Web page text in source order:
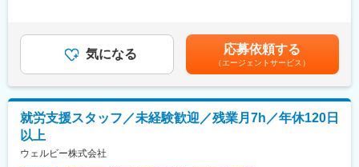
松涛会グループでは、下関地域の急性期病院の時代のニーズ、地
域のニーズに合わせて、下関市内に安岡地区・山の田地区・彦島
地区に、病院や診療所をコアにした医療・福祉サービスを10施設
密にしながらサービス提供を行っております。
変更の範囲：無
ど、連携先の開拓)
〇稼働、人員配置、コンプライアンスという3つの経営指標に基づ
く数字軸を中核にしたマネジメント
〇イノベーティブな企画・取り組みなどを通じてブランディング
の強化
【上位職へステップアップできます！】
5施設程度の施設を管理する『エリアマネージャー』（月給50万
給与補足＞【上位職へステップアップできます！】5施設程度の施
設を管理する『エリアマネージャー』（月給50万円～） ↓事業部
門の責任者やグループ内の経営を担う『シニアマネージャー』
（年収1,500万円も可能）へステップアップしていくことができま
す！ぜひチャレンジしてください！賃金はあくまでも目安の金額
であり、選考を通じて上下する可能性があります。月給(月額)は固
気になる 応募依頼する
（エージェントサービス）
就労支援スタッフ／未経験歓迎／残業月7h／年休120日
以上
ウェルビー株式会社